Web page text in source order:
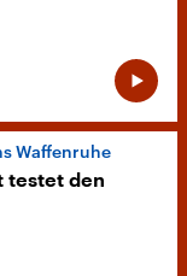
Waffenruhe
testet den